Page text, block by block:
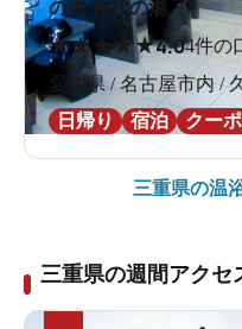
の内 神代の湯
★★★★★4.04件の
愛知県 / 名古屋市内 /
日帰り
宿泊 クー
三重県の温
三重県の週間アクセ